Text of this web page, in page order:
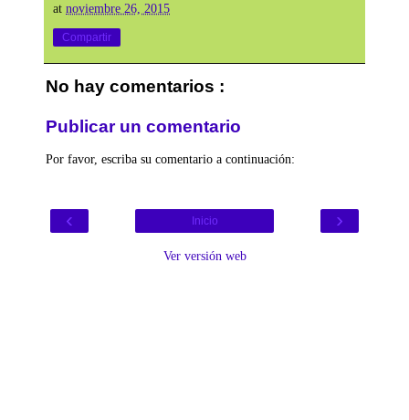
at noviembre 26, 2015
Compartir
No hay comentarios :
Publicar un comentario
Por favor, escriba su comentario a continuación:
‹ ›
Inicio
Ver versión web